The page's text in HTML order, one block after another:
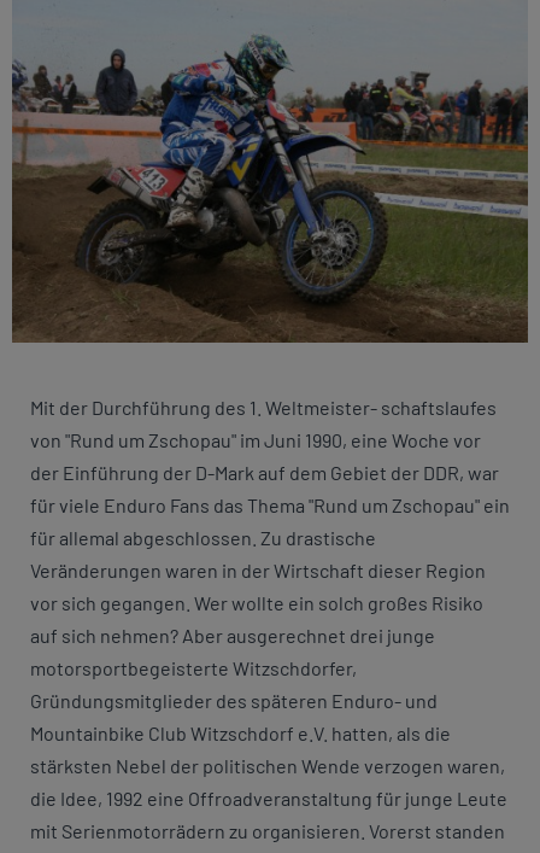
Mit der Durchführung des 1. Weltmeister- schaftslaufes
von "Rund um Zschopau" im Juni 1990, eine Woche vor
der Einführung der D-Mark auf dem Gebiet der DDR, war
für viele Enduro Fans das Thema "Rund um Zschopau" ein
für allemal abgeschlossen. Zu drastische
Veränderungen waren in der Wirtschaft dieser Region
vor sich gegangen. Wer wollte ein solch großes Risiko
auf sich nehmen? Aber ausgerechnet drei junge
motorsportbegeisterte Witzschdorfer,
Gründungsmitglieder des späteren Enduro- und
Mountainbike Club Witzschdorf e.V. hatten, als die
stärksten Nebel der politischen Wende verzogen waren,
die Idee, 1992 eine Offroadveranstaltung für junge Leute
mit Serienmotorrädern zu organisieren. Vorerst standen